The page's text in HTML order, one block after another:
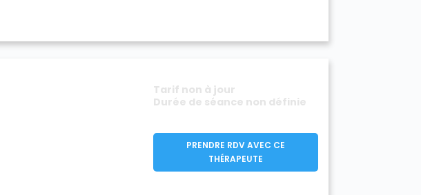
Tarif non à jour
Durée de séance non définie
PRENDRE RDV AVEC CE
THÉRAPEUTE